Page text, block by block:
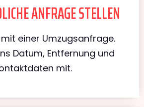
ANFRAGE STELLEN
einer Umzugsanfrage.
Datum, Entfernung und
mit.